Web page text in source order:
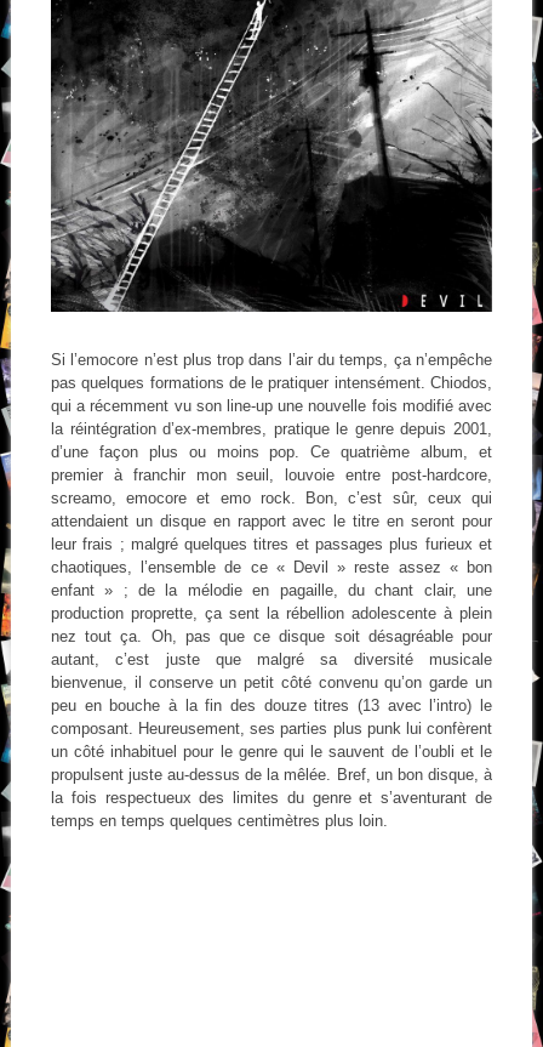
Si l’emocore n’est plus trop dans l’air du temps, ça n’empêche
pas quelques formations de le pratiquer intensément. Chiodos,
qui a récemment vu son line-up une nouvelle fois modifié avec
la réintégration d’ex-membres, pratique le genre depuis 2001,
d’une façon plus ou moins pop. Ce quatrième album, et
premier à franchir mon seuil, louvoie entre post-hardcore,
screamo, emocore et emo rock. Bon, c’est sûr, ceux qui
attendaient un disque en rapport avec le titre en seront pour
leur frais ; malgré quelques titres et passages plus furieux et
chaotiques, l’ensemble de ce « Devil » reste assez « bon
enfant » ; de la mélodie en pagaille, du chant clair, une
production proprette, ça sent la rébellion adolescente à plein
nez tout ça. Oh, pas que ce disque soit désagréable pour
autant, c’est juste que malgré sa diversité musicale
bienvenue, il conserve un petit côté convenu qu’on garde un
peu en bouche à la fin des douze titres (13 avec l’intro) le
composant. Heureusement, ses parties plus punk lui confèrent
un côté inhabituel pour le genre qui le sauvent de l’oubli et le
propulsent juste au-dessus de la mêlée. Bref, un bon disque, à
la fois respectueux des limites du genre et s’aventurant de
temps en temps quelques centimètres plus loin.